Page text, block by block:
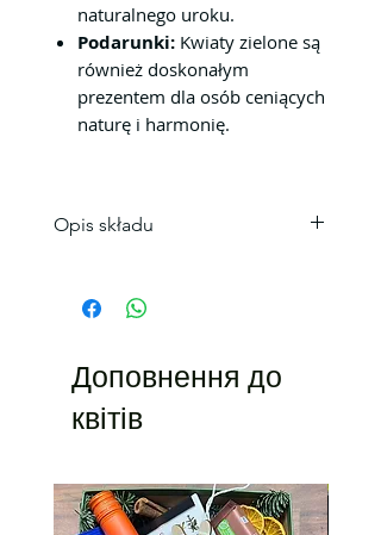
naturalnego uroku.
Podarunki: Kwiaty zielone są
również doskonałym
prezentem dla osób ceniących
naturę i harmonię.
Opis składu
pozostawi nikogo obojętnym
Sprawdzą się doskonale z
prostu w formie uroczej
niespodzianki.
Kwiaty Kraków.
Доповнення до
квітів